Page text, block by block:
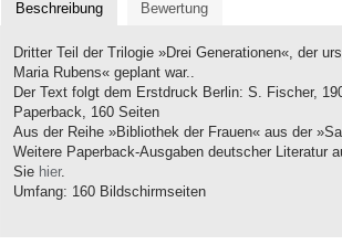
Beschreibung Bewertung
Dritter Teil der Trilogie »Drei Generationen«, der
Maria Rubens« geplant war..
Der Text folgt dem Erstdruck Berlin: S. Fischer,
Paperback, 160 Seiten
Aus der Reihe »Bibliothek der Frauen« aus der
Weitere Paperback-Ausgaben deutscher Literatur
Sie hier.
Umfang: 160 Bildschirmseiten